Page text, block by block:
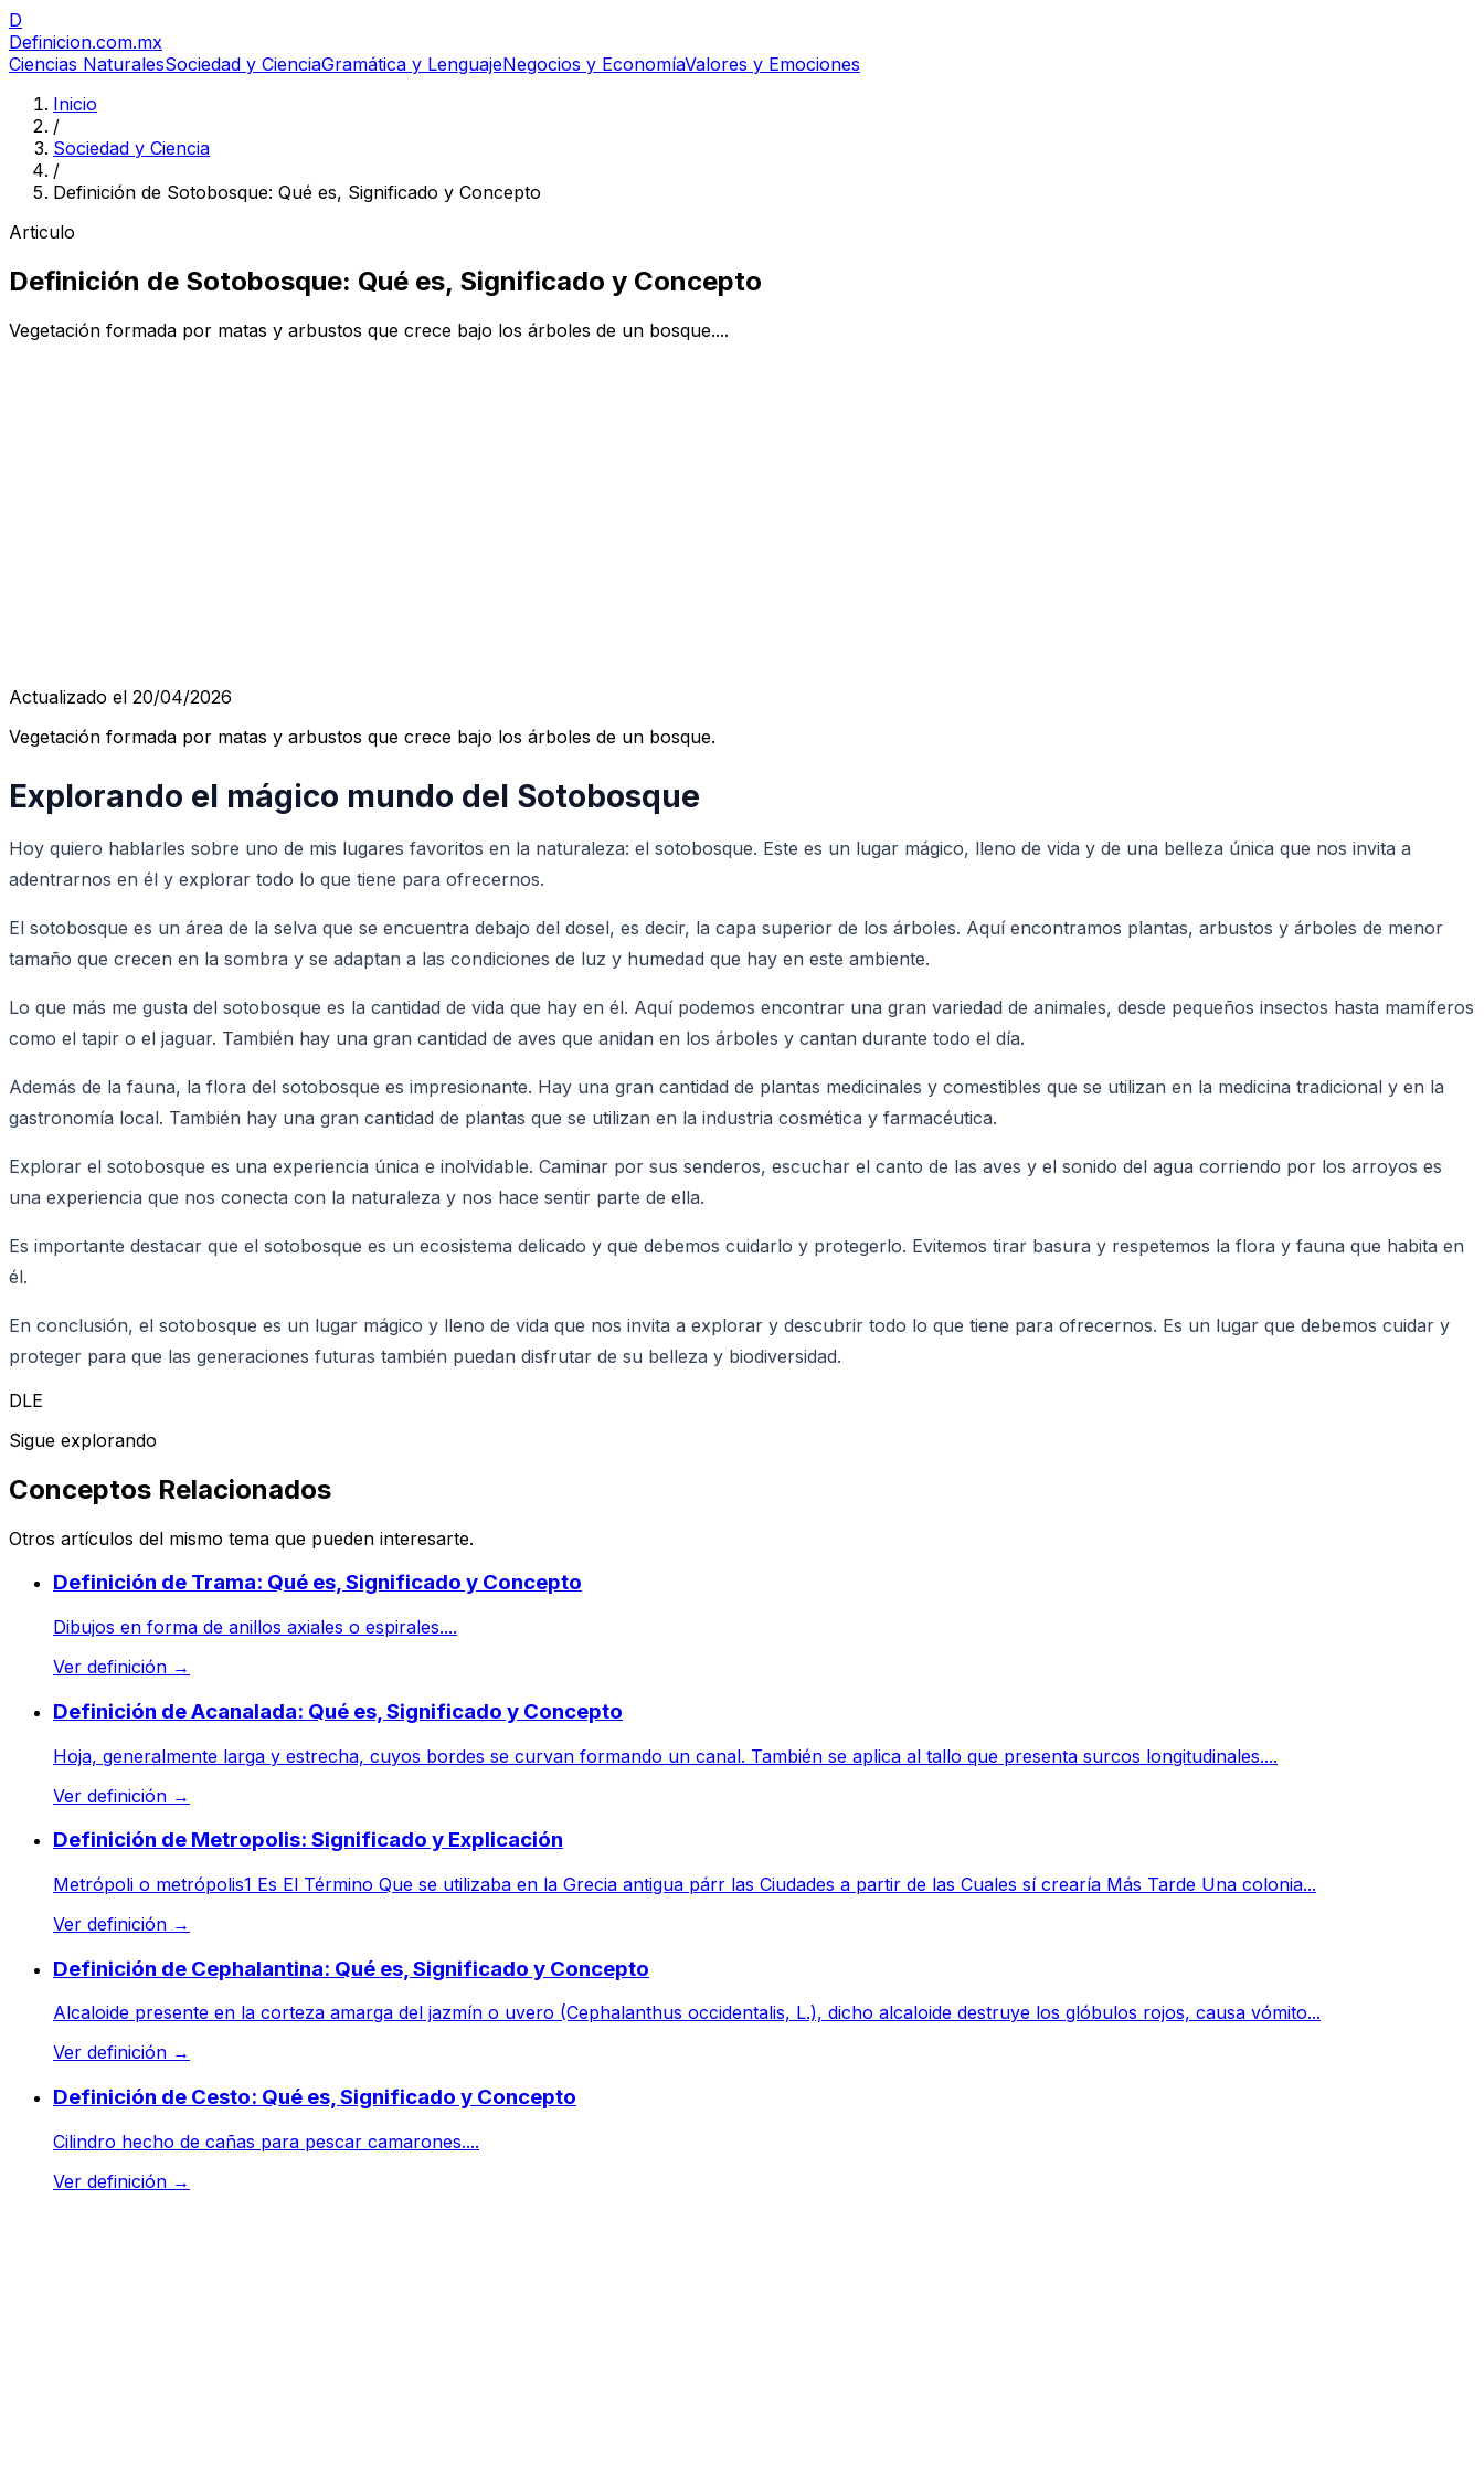
D
Definicion.com.mx
Ciencias NaturalesSociedad y CienciaGramática y LenguajeNegocios y EconomíaValores y Emociones
Inicio
/
Sociedad y Ciencia
/
Definición de Sotobosque: Qué es, Significado y Concepto
Articulo
Definición de Sotobosque: Qué es, Significado y Concepto
Vegetación formada por matas y arbustos que crece bajo los árboles de un bosque....
Actualizado el 20/04/2026
Vegetación formada por matas y arbustos que crece bajo los árboles de un bosque.
Explorando el mágico mundo del Sotobosque
Hoy quiero hablarles sobre uno de mis lugares favoritos en la naturaleza: el sotobosque. Este es un lugar mágico, lleno de vida y de una belleza única que nos invita a
adentrarnos en él y explorar todo lo que tiene para ofrecernos.
El sotobosque es un área de la selva que se encuentra debajo del dosel, es decir, la capa superior de los árboles. Aquí encontramos plantas, arbustos y árboles de menor
tamaño que crecen en la sombra y se adaptan a las condiciones de luz y humedad que hay en este ambiente.
Lo que más me gusta del sotobosque es la cantidad de vida que hay en él. Aquí podemos encontrar una gran variedad de animales, desde pequeños insectos hasta mamíferos
como el tapir o el jaguar. También hay una gran cantidad de aves que anidan en los árboles y cantan durante todo el día.
Además de la fauna, la flora del sotobosque es impresionante. Hay una gran cantidad de plantas medicinales y comestibles que se utilizan en la medicina tradicional y en la
gastronomía local. También hay una gran cantidad de plantas que se utilizan en la industria cosmética y farmacéutica.
Explorar el sotobosque es una experiencia única e inolvidable. Caminar por sus senderos, escuchar el canto de las aves y el sonido del agua corriendo por los arroyos es
una experiencia que nos conecta con la naturaleza y nos hace sentir parte de ella.
Es importante destacar que el sotobosque es un ecosistema delicado y que debemos cuidarlo y protegerlo. Evitemos tirar basura y respetemos la flora y fauna que habita en
él.
En conclusión, el sotobosque es un lugar mágico y lleno de vida que nos invita a explorar y descubrir todo lo que tiene para ofrecernos. Es un lugar que debemos cuidar y
proteger para que las generaciones futuras también puedan disfrutar de su belleza y biodiversidad.
DLE
Sigue explorando
Conceptos Relacionados
Otros artículos del mismo tema que pueden interesarte.
Definición de Trama: Qué es, Significado y Concepto
Dibujos en forma de anillos axiales o espirales....
Ver definición →
Definición de Acanalada: Qué es, Significado y Concepto
Hoja, generalmente larga y estrecha, cuyos bordes se curvan formando un canal. También se aplica al tallo que presenta surcos longitudinales....
Ver definición →
Definición de Metropolis: Significado y Explicación
Metrópoli o metrópolis1 Es El Término Que se utilizaba en la Grecia antigua párr las Ciudades a partir de las Cuales sí crearía Más Tarde Una colonia...
Ver definición →
Definición de Cephalantina: Qué es, Significado y Concepto
Alcaloide presente en la corteza amarga del jazmín o uvero (Cephalanthus occidentalis, L.), dicho alcaloide destruye los glóbulos rojos, causa vómito...
Ver definición →
Definición de Cesto: Qué es, Significado y Concepto
Cilindro hecho de cañas para pescar camarones....
Ver definición →